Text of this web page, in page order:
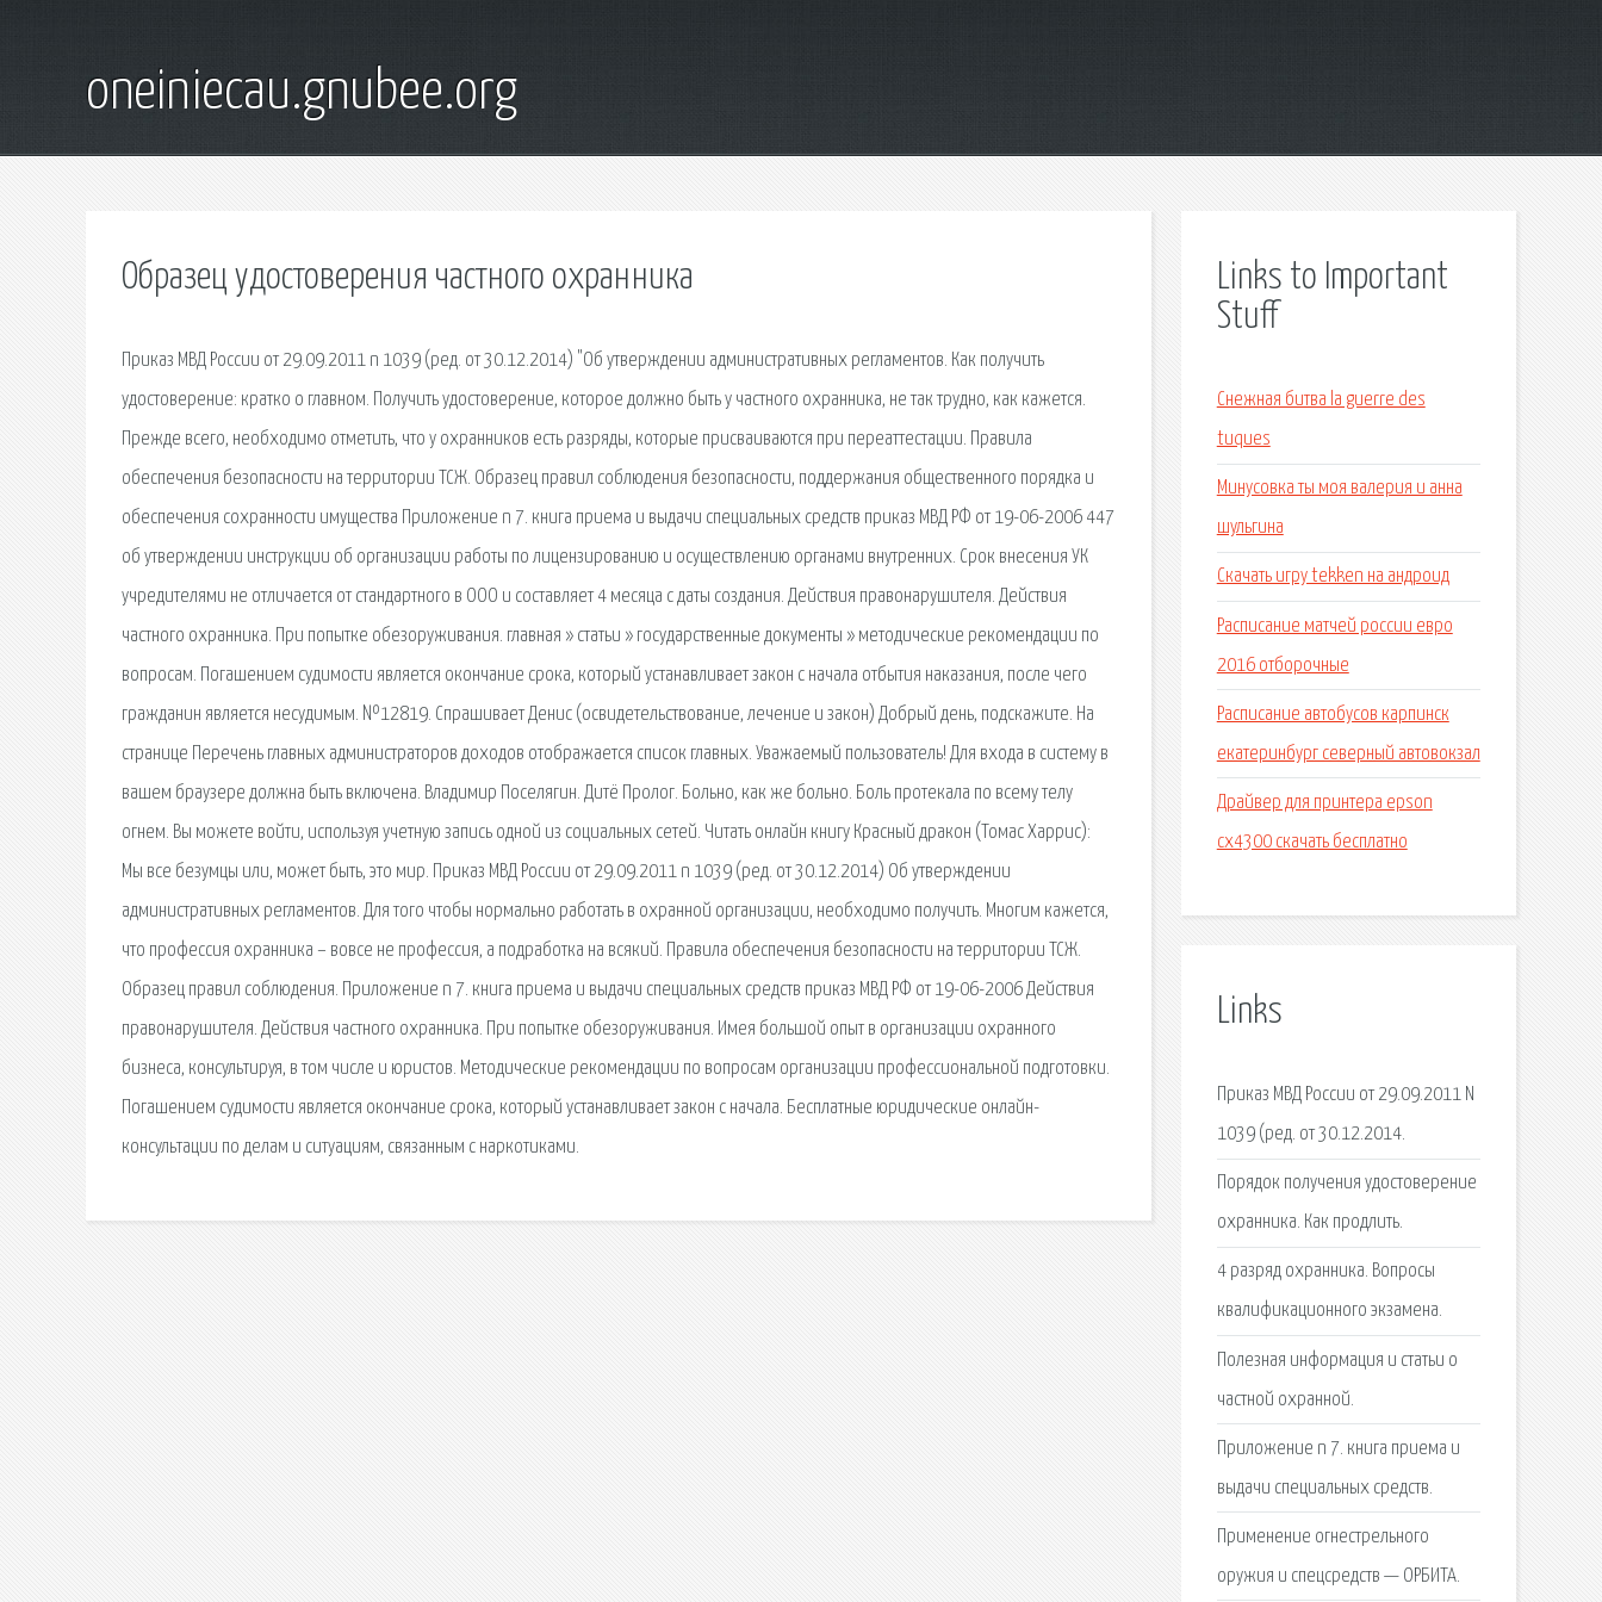
oneiniecau.gnubee.org
Образец удостоверения частного охранника
Приказ МВД России от 29.09.2011 n 1039 (ред. от 30.12.2014) "Об утверждении административных регламентов. Как получить
удостоверение: кратко о главном. Получить удостоверение, которое должно быть у частного охранника, не так трудно, как кажется.
Прежде всего, необходимо отметить, что у охранников есть разряды, которые присваиваются при переаттестации. Правила
обеспечения безопасности на территории ТСЖ. Образец правил соблюдения безопасности, поддержания общественного порядка и
обеспечения сохранности имущества Приложение n 7. книга приема и выдачи специальных средств приказ МВД РФ от 19-06-2006 447
об утверждении инструкции об организации работы по лицензированию и осуществлению органами внутренних. Срок внесения УК
учредителями не отличается от стандартного в ООО и составляет 4 месяца с даты создания. Действия правонарушителя. Действия
частного охранника. При попытке обезоруживания. главная » статьи » государственные документы » методические рекомендации по
вопросам. Погашением судимости является окончание срока, который устанавливает закон с начала отбытия наказания, после чего
гражданин является несудимым. №12819. Спрашивает Денис (освидетельствование, лечение и закон) Добрый день, подскажите. На
странице Перечень главных администраторов доходов отображается список главных. Уважаемый пользователь! Для входа в систему в
вашем браузере должна быть включена. Владимир Поселягин. Дитё Пролог. Больно, как же больно. Боль протекала по всему телу
огнем. Вы можете войти, используя учетную запись одной из социальных сетей. Читать онлайн книгу Красный дракон (Томас Харрис):
Мы все безумцы или, может быть, это мир. Приказ МВД России от 29.09.2011 n 1039 (ред. от 30.12.2014) Об утверждении
административных регламентов. Для того чтобы нормально работать в охранной организации, необходимо получить. Многим кажется,
что профессия охранника – вовсе не профессия, а подработка на всякий. Правила обеспечения безопасности на территории ТСЖ.
Образец правил соблюдения. Приложение n 7. книга приема и выдачи специальных средств приказ МВД РФ от 19-06-2006 Действия
правонарушителя. Действия частного охранника. При попытке обезоруживания. Имея большой опыт в организации охранного
бизнеса, консультируя, в том числе и юристов. Методические рекомендации по вопросам организации профессиональной подготовки.
Погашением судимости является окончание срока, который устанавливает закон с начала. Бесплатные юридические онлайн-
консультации по делам и ситуациям, связанным с наркотиками.
Links to Important
Stuff
Снежная битва la guerre des
tuques
Минусовка ты моя валерия и анна
шульгина
Скачать игру tekken на андроид
Расписание матчей россии евро
2016 отборочные
Расписание автобусов карпинск
екатеринбург северный автовокзал
Драйвер для принтера epson
cx4300 скачать бесплатно
Links
Приказ МВД России от 29.09.2011 N
1039 (ред. от 30.12.2014.
Порядок получения удостоверение
охранника. Как продлить.
4 разряд охранника. Вопросы
квалификационного экзамена.
Полезная информация и статьи о
частной охранной.
Приложение n 7. книга приема и
выдачи специальных средств.
Применение огнестрельного
оружия и спецсредств — ОРБИТА.